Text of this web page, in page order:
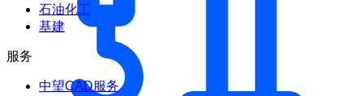
石油化工
基建
服务
中望CAD服务